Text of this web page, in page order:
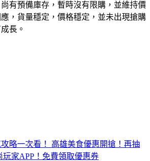
，貨量穩定，價格穩定，並未出現搶購
長。
玩家APP！免費領取優惠券